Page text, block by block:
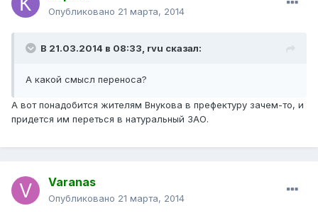
Опубликовано 21 марта, 2014
В 21.03.2014 в 08:33, rvu сказал:
А какой смысл переноса?
А вот понадобится жителям Внукова в префектуру зачем-то, и
придется им переться в натуральный ЗАО.
Varanas
Опубликовано 21 марта, 2014